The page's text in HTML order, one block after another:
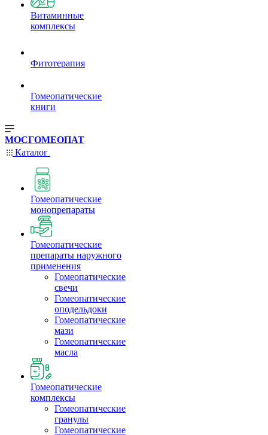
Витаминные
комплексы
Фитотерапия
Гомеопатические
книги
МОСГОМЕОПАТ
Каталог
Гомеопатические
монопрепараты
Гомеопатические
препараты наружного
применения
Гомеопатические
свечи
Гомеопатические
оподельдоки
Гомеопатические
мази
Гомеопатические
масла
Гомеопатические
комплексы
Гомеопатические
гранулы
Гомеопатические